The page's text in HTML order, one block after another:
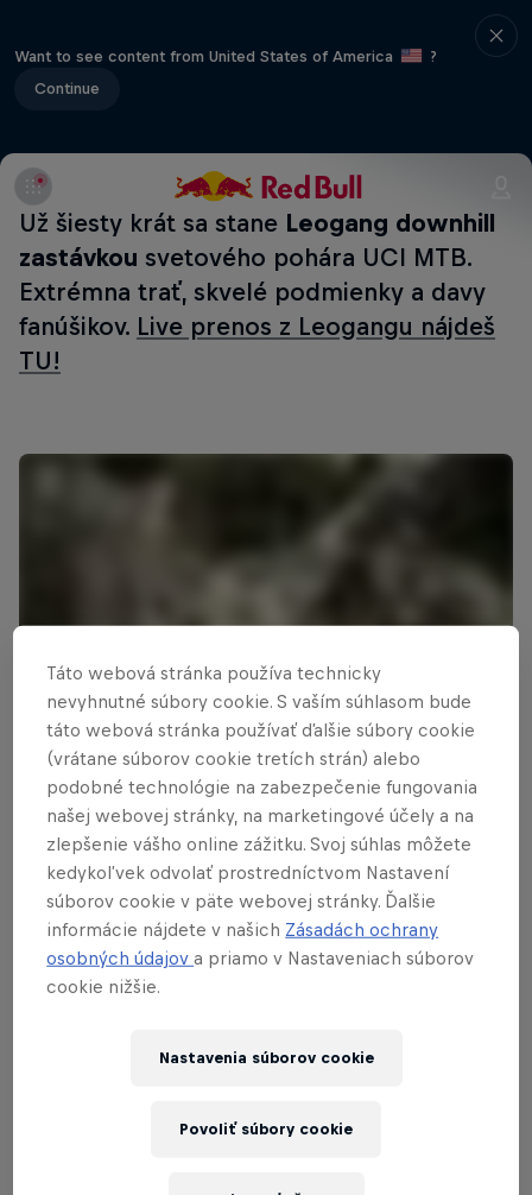
Want to see content from United States of America
?
Continue
Už šiesty krát sa stane Leogang downhill
zastávkou svetového pohára UCI MTB.
Extrémna trať, skvelé podmienky a davy
fanúšikov. Live prenos z Leogangu nájdeš
TU!
Prečítaj si tiež
POV: Daždivá prehliadka
trate v Leogangu
Claudio Caluori je späť v Rakúsku aby si vyskúšal, ako
sa jazdí na upravenej trati plnej bahna.
Táto webová stránka používa technicky
nevyhnutné súbory cookie. S vaším súhlasom bude
táto webová stránka používať ďalšie súbory cookie
(vrátane súborov cookie tretích strán) alebo
podobné technológie na zabezpečenie fungovania
našej webovej stránky, na marketingové účely a na
zlepšenie vášho online zážitku. Svoj súhlas môžete
kedykoľvek odvolať prostredníctvom Nastavení
súborov cookie v päte webovej stránky. Ďalšie
informácie nájdete v našich Zásadách ochrany
osobných údajova priamo v Nastaveniach súborov
cookie nižšie.
Nastavenia súborov cookie
Povoliť súbory cookie